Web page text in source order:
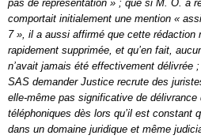
pas de représentation » ; que si M. O. a
comportait initialement une mention «
7 », il a aussi affirmé que cette rédaction
rapidement supprimée, et qu’en fait,
n’avait jamais été effectivement délivrée
SAS demander Justice recrute des
elle-même pas significative de
téléphoniques dès lors qu’il est constant
dans un domaine juridique et même